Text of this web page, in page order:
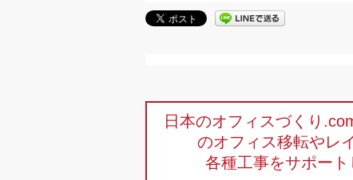
日本のオフィスづくり
のオフィス移転やレ
各種工事をサポート